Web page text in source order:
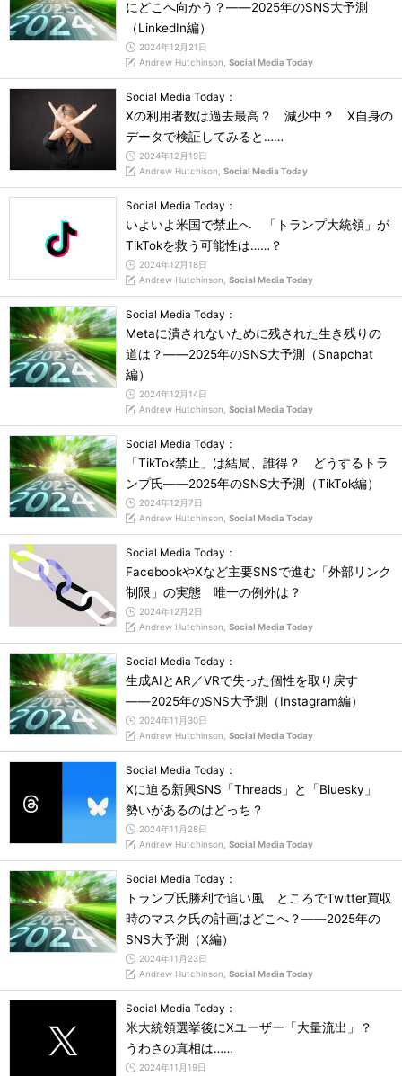
にどこへ向かう？――2025年のSNS大予測
（LinkedIn編）
2024年12月21日
Andrew Hutchinson, Social Media Today
Social Media Today：
Xの利用者数は過去最高？ 減少中？ X自身の
データで検証してみると……
2024年12月19日
Andrew Hutchison, Social Media Today
Social Media Today：
いよいよ米国で禁止へ 「トランプ大統領」が
TikTokを救う可能性は……？
2024年12月18日
Andrew Hutchinson, Social Media Today
Social Media Today：
Metaに潰されないために残された生き残りの
道は？――2025年のSNS大予測（Snapchat
編）
2024年12月14日
Andrew Hutchinson, Social Media Today
Social Media Today：
「TikTok禁止」は結局、誰得？ どうするトラ
ンプ氏――2025年のSNS大予測（TikTok編）
2024年12月7日
Andrew Hutchinson, Social Media Today
Social Media Today：
FacebookやXなど主要SNSで進む「外部リンク
制限」の実態 唯一の例外は？
2024年12月2日
Andrew Hutchinson, Social Media Today
Social Media Today：
生成AIとAR／VRで失った個性を取り戻す
――2025年のSNS大予測（Instagram編）
2024年11月30日
Andrew Hutchinson, Social Media Today
Social Media Today：
Xに迫る新興SNS「Threads」と「Bluesky」
勢いがあるのはどっち？
2024年11月28日
Andrew Hutchinson, Social Media Today
Social Media Today：
トランプ氏勝利で追い風 ところでTwitter買収
時のマスク氏の計画はどこへ？――2025年の
SNS大予測（X編）
2024年11月23日
Andrew Hutchinson, Social Media Today
Social Media Today：
米大統領選挙後にXユーザー「大量流出」？
うわさの真相は……
2024年11月19日